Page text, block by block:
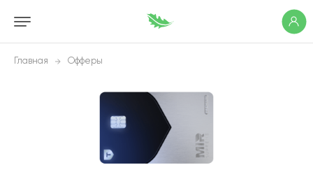
Главная Офферы